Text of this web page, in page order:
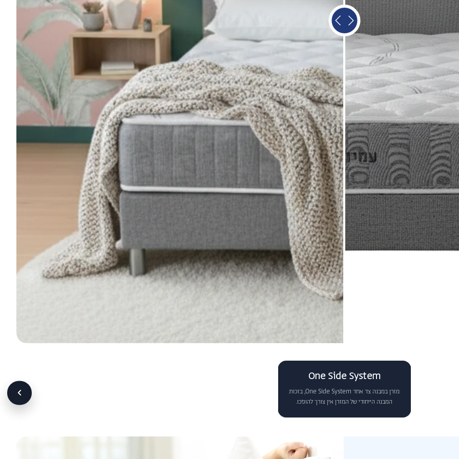
One Side System
מזרן במבנה צד אחד One Side System, בזכות
המבנה הייחודי של המזרן אין צורך להופכו.